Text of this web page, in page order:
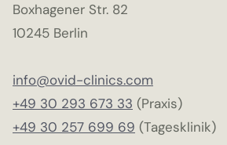
Boxhagener Str. 82
10245 Berlin
info@ovid-clinics.com
+49 30 293 673 33 (Praxis)
+49 30 257 699 69 (Tagesklinik)